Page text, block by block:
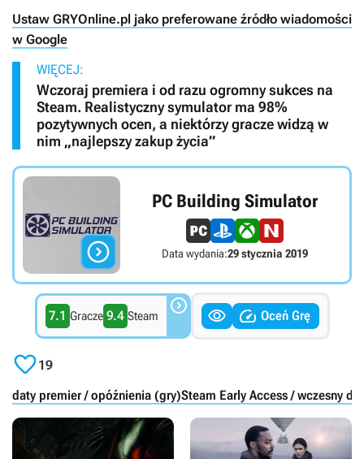
Ustaw GRYOnline.pl jako preferowane źródło wiadomości
w Google
WIĘCEJ:
Wczoraj premiera i od razu ogromny sukces na
Steam. Realistyczny symulator ma 98%
pozytywnych ocen, a niektórzy gracze widzą w
nim „najlepszy zakup życia”

PC Building Simulator
Data wydania:29 stycznia 2019
7.1 Gracze 9.4 Steam    Oceń Grę
19
daty premier / opóźnienia (gry)Steam Early Access / wczesny